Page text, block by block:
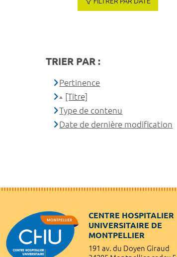
TRIER PAR :
Pertinence
[Titre]
Type de contenu
Date de dernière modification
CENTRE HOSPITALIER
UNIVERSITAIRE DE
MONTPELLIER
191 av. du Doyen Giraud